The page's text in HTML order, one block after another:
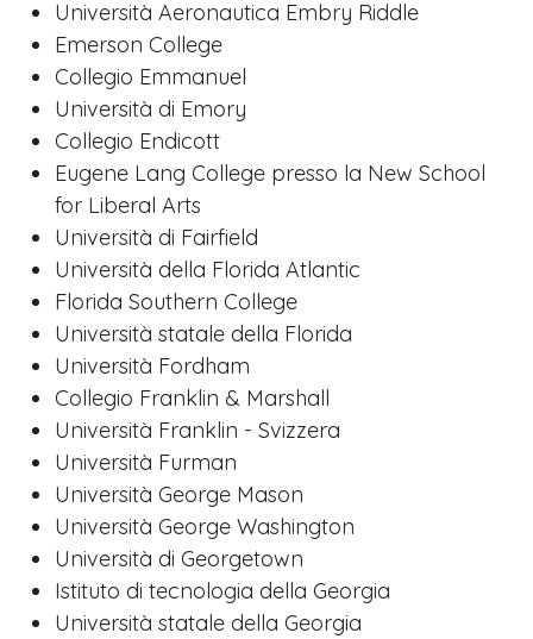
Università Aeronautica Embry Riddle
Emerson College
Collegio Emmanuel
Università di Emory
Collegio Endicott
Eugene Lang College presso la New School
for Liberal Arts
Università di Fairfield
Università della Florida Atlantic
Florida Southern College
Università statale della Florida
Università Fordham
Collegio Franklin & Marshall
Università Franklin - Svizzera
Università Furman
Università George Mason
Università George Washington
Università di Georgetown
Istituto di tecnologia della Georgia
Università statale della Georgia